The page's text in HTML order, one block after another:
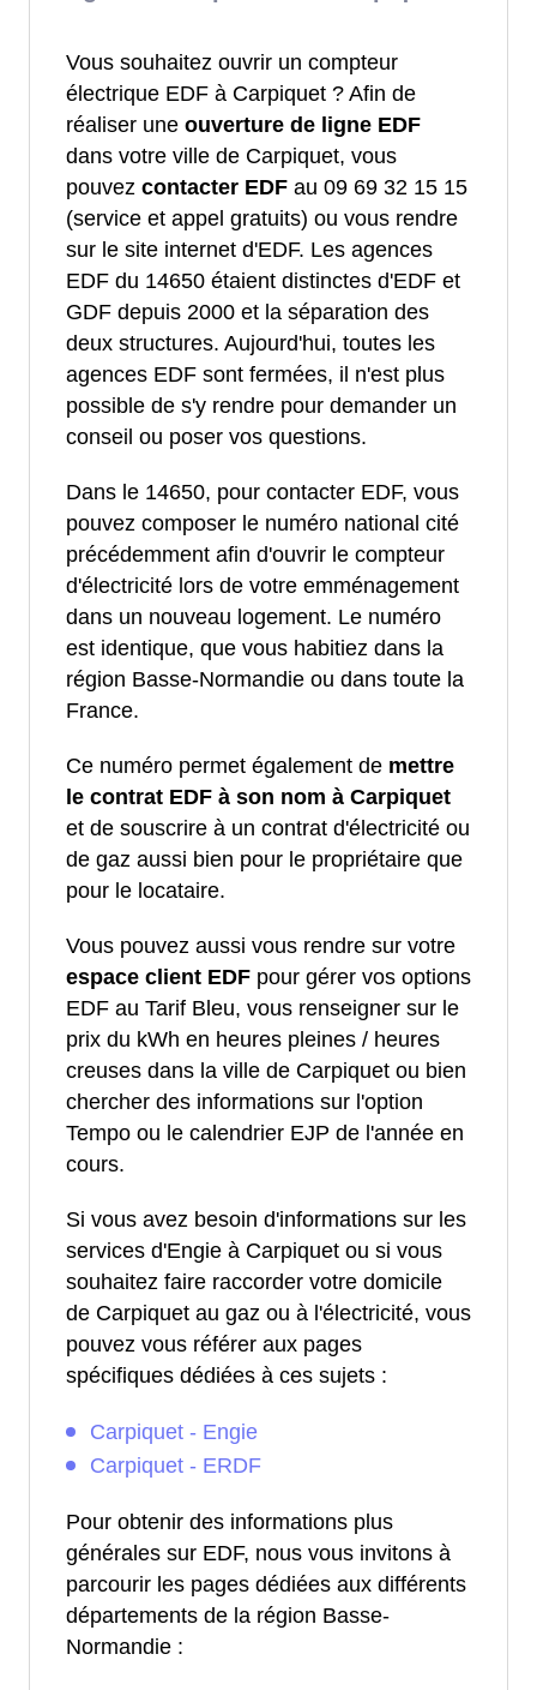
Vous souhaitez ouvrir un compteur
électrique EDF à Carpiquet ? Afin de
réaliser une ouverture de ligne EDF
dans votre ville de Carpiquet, vous
pouvez contacter EDF au 09 69 32 15 15
(service et appel gratuits) ou vous rendre
sur le site internet d'EDF. Les agences
EDF du 14650 étaient distinctes d'EDF et
GDF depuis 2000 et la séparation des
deux structures. Aujourd'hui, toutes les
agences EDF sont fermées, il n'est plus
possible de s'y rendre pour demander un
conseil ou poser vos questions.
Dans le 14650, pour contacter EDF, vous
pouvez composer le numéro national cité
précédemment afin d'ouvrir le compteur
d'électricité lors de votre emménagement
dans un nouveau logement. Le numéro
est identique, que vous habitiez dans la
région Basse-Normandie ou dans toute la
France.
Ce numéro permet également de mettre
le contrat EDF à son nom à Carpiquet
et de souscrire à un contrat d'électricité ou
de gaz aussi bien pour le propriétaire que
pour le locataire.
Vous pouvez aussi vous rendre sur votre
espace client EDF pour gérer vos options
EDF au Tarif Bleu, vous renseigner sur le
prix du kWh en heures pleines / heures
creuses dans la ville de Carpiquet ou bien
chercher des informations sur l'option
Tempo ou le calendrier EJP de l'année en
cours.
Si vous avez besoin d'informations sur les
services d'Engie à Carpiquet ou si vous
souhaitez faire raccorder votre domicile
de Carpiquet au gaz ou à l'électricité, vous
pouvez vous référer aux pages
spécifiques dédiées à ces sujets :
Carpiquet - Engie
Carpiquet - ERDF
Pour obtenir des informations plus
générales sur EDF, nous vous invitons à
parcourir les pages dédiées aux différents
départements de la région Basse-
Normandie :